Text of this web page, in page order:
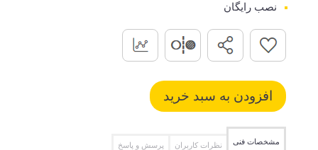
نصب رایگان
مشخصات فنی نظرات کاربران پرسش و پاسخ